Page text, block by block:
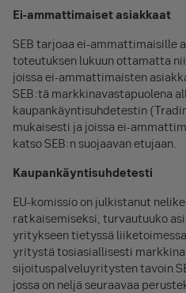
Ei-ammattimaiset asiakkaat
SEB tarjoaa ei-ammattimaisille
toteutuksen lukuun ottamatta
joissa ei-ammattimaisten
SEB:tä markkinavastapuolena
kaupankäyntisuhdetestin
mukaisesti ja joissa ei-
katso SEB:n suojaavan etujaan.
Kaupankäyntisuhdetesti
EU-komissio on julkistanut
ratkaisemiseksi, turvautuuko
yritykseen tietyssä
yritystä tosiasiallisesti
sijoituspalveluyritysten tavoin
jossa on neljä seuraavaa